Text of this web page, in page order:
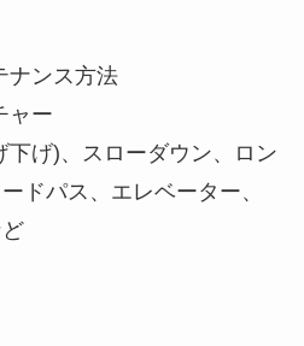
ナンス方法
ャー
げ)、スローダウン、ロン
ドパス、エレベーター、